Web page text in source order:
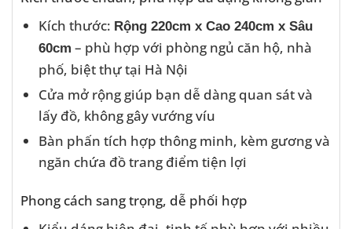
Kích thước: Rộng 220cm x Cao 240cm x Sâu
60cm – phù hợp với phòng ngủ căn hộ, nhà
phố, biệt thự tại Hà Nội
Cửa mở rộng giúp bạn dễ dàng quan sát và
lấy đồ, không gây vướng víu
Bàn phấn tích hợp thông minh, kèm gương và
ngăn chứa đồ trang điểm tiện lợi
Phong cách sang trọng, dễ phối hợp